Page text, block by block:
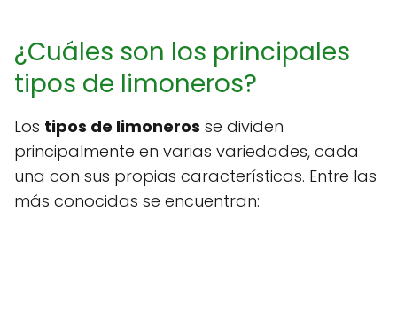
¿Cuáles son los principales
tipos de limoneros?
Los tipos de limoneros se dividen
principalmente en varias variedades, cada
una con sus propias características. Entre las
más conocidas se encuentran: